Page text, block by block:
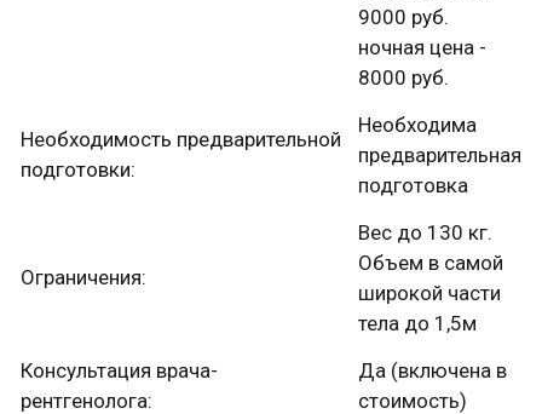
9000 руб.
ночная цена -
8000 руб.
Необходимость предварительной
подготовки:
Необходима
предварительная
подготовка
Ограничения:
Вес до 130 кг.
Объем в самой
широкой части
тела до 1,5м
Консультация врача-
рентгенолога:
Да (включена в
стоимость)